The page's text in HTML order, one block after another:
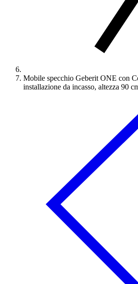
Mobile specchio Geberit ONE con
installazione da incasso, altezza 90